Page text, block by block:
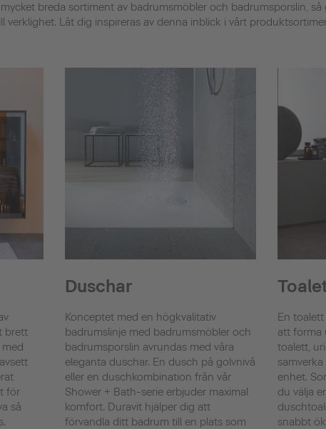
breda sortiment av badrumsmöbler och badrumsporslin,
verklighet. Låt dig inspireras av denna inblick i vårt
brett
för
så
Duschar
Konceptet med en högkvalitativ
badrumslinje med badrumsmöbler och
badrumsporslin avrundas med våra
eleganta duschar. En dusch på golvnivå
eller en duschkombination från vår
Shower + Bath-serie erbjuder maximal
komfort. Duravit hjälper dig att
förvandla ditt badrum till en plats som
En
att forma
toalett,
enhet.
du välja
snabbt